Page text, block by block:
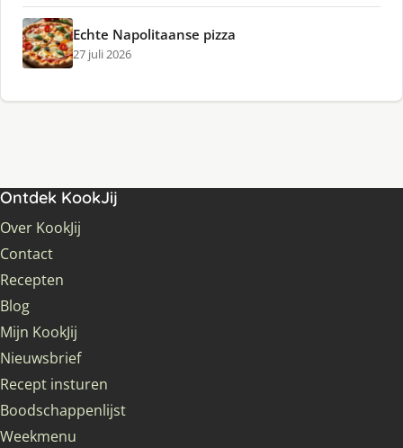
Echte Napolitaanse pizza
27 juli 2026
Ontdek KookJij
Over KookJij
Contact
Recepten
Blog
Mijn KookJij
Nieuwsbrief
Recept insturen
Boodschappenlijst
Weekmenu